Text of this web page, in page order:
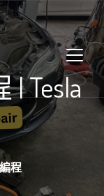
| Tesla
程